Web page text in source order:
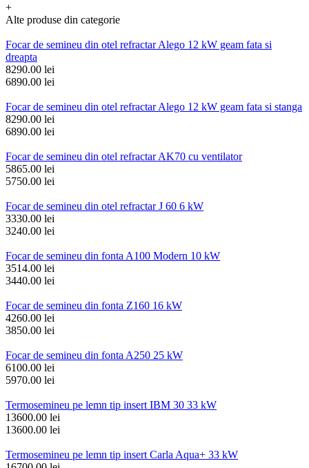
+
Alte produse din categorie
Focar de semineu din otel refractar Alego 12 kW geam fata si
dreapta
8290.00 lei
6890.00 lei
Focar de semineu din otel refractar Alego 12 kW geam fata si stanga
8290.00 lei
6890.00 lei
Focar de semineu din otel refractar AK70 cu ventilator
5865.00 lei
5750.00 lei
Focar de semineu din otel refractar J 60 6 kW
3330.00 lei
3240.00 lei
Focar de semineu din fonta A100 Modern 10 kW
3514.00 lei
3440.00 lei
Focar de semineu din fonta Z160 16 kW
4260.00 lei
3850.00 lei
Focar de semineu din fonta A250 25 kW
6100.00 lei
5970.00 lei
Termosemineu pe lemn tip insert IBM 30 33 kW
13600.00 lei
13600.00 lei
Termosemineu pe lemn tip insert Carla Aqua+ 33 kW